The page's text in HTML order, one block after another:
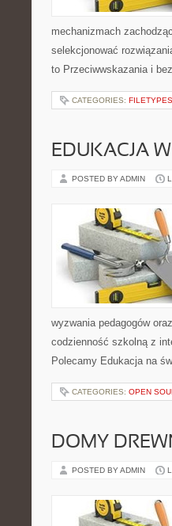
mechanizmach
selekcjonować
to Przeciwwskazania i
CATEGORIES: FILETYPES
EDUKACJA
POSTED BY ADMIN
wyzwania pedagogów
codzienność szkolną z
Polecamy Edukacja na
CATEGORIES: OPEN
DOMY
POSTED BY ADMIN